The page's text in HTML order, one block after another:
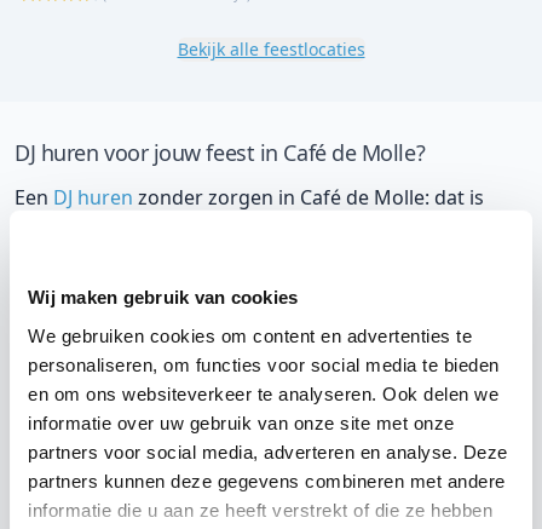
Wij maken gebruik van cookies
We gebruiken cookies om content en advertenties te
personaliseren, om functies voor social media te bieden
en om ons websiteverkeer te analyseren. Ook delen we
informatie over uw gebruik van onze site met onze
partners voor social media, adverteren en analyse. Deze
partners kunnen deze gegevens combineren met andere
informatie die u aan ze heeft verstrekt of die ze hebben
Bekijk alle feestlocaties
DJ huren voor jouw feest in Café de Molle?
Een DJ huren zonder zorgen in Café de Molle: dat is
voordat je een DJ voor jouw feest gaat boeken, wil je
natuurlijk weten wat het kost.
Een DJ boeken uit Drenthe was nog nooit zo makkelijk.
Daarom kun je bij ons online de prijs berekenen voor
jouw feest. Ook kun je nu boeken of een vrijblijvende
offerte aanvragen. Huur de beste DJ uit
Hollandscheveld en omgeving, en check dus directonze